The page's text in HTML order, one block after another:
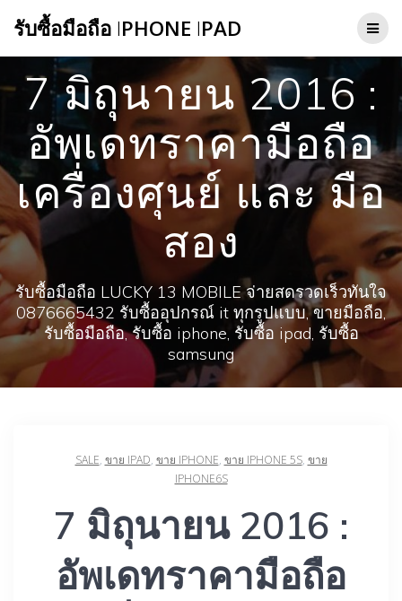
to
รับซื้อมือถือ IPHONE IPAD
7 มิถุนายน 2016 :
อัพเดทราคามือถือ
เครื่องศุนย์ และ มือ
สอง
รับซื้อมือถือ LUCKY 13 MOBILE จ่ายสดรวดเร็วทันใจ
0876665432 รับซื้ออุปกรณ์ it ทุกรูปแบบ, ขายมือถือ,
รับซื้อมือถือ, รับซื้อ iphone, รับซื้อ ipad, รับซื้อ
samsung
SALE, ขาย IPAD, ขาย IPHONE, ขาย IPHONE 5S, ขาย
‎IPHONE6S‬‪
7 มิถุนายน 2016 :
อัพเดทราคามือถือ